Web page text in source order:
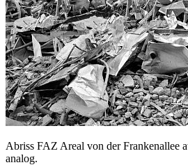
Abriss FAZ Areal von der Frankenallee
analog.